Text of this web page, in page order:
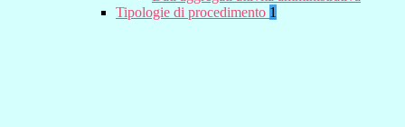
Tipologie di procedimento 1